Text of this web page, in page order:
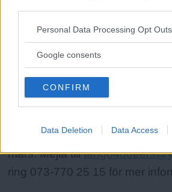
Please note that this website/app uses
not limited to your visit or usage
use your data for below specified
consent section.
Personal Data Processing Opt Outs
Google consents
CONFIRM
Data Deletion Data Access
Läs Frias
Syreär Sveriges enda gröna
finns både digitalt och i tryck.
riktigt bekväma skor!
Kurserna i argentinsk
mars. Mejla till
ring 073-770 25 15 för mer